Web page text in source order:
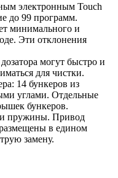
электронным Touch
до 99 программ.
минимального и
Эти отклонения
могут быстро и
для чистки.
14 бункеров из
углами. Отдельные
бункеров.
пружины. Привод
в едином
замену.